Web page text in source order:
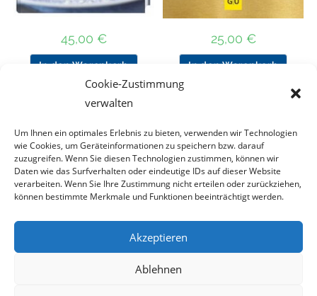
Cookie-Zustimmung
verwalten
Um Ihnen ein optimales Erlebnis zu bieten, verwenden wir Technologien
wie Cookies, um Geräteinformationen zu speichern bzw. darauf
zuzugreifen. Wenn Sie diesen Technologien zustimmen, können wir
Daten wie das Surfverhalten oder eindeutige IDs auf dieser Website
verarbeiten. Wenn Sie Ihre Zustimmung nicht erteilen oder zurückziehen,
können bestimmte Merkmale und Funktionen beeinträchtigt werden.
Akzeptieren
Ablehnen
45,00 €
In den Warenkorb
25,00 €
In den Warenkorb
Nach Preis filtern
Kategorie
auswählen
Datenschutz
Haftungsausschluss